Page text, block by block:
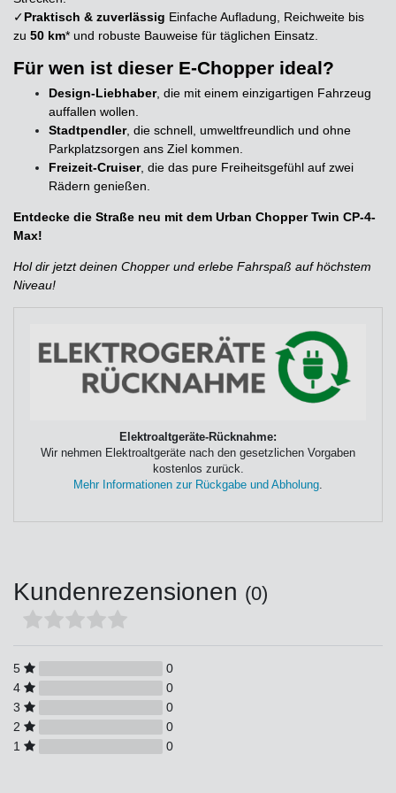
✓Praktisch & zuverlässig Einfache Aufladung, Reichweite bis
zu 50 km* und robuste Bauweise für täglichen Einsatz.
Für wen ist dieser E-Chopper ideal?
Design-Liebhaber, die mit einem einzigartigen Fahrzeug
auffallen wollen.
Stadtpendler, die schnell, umweltfreundlich und ohne
Parkplatzsorgen ans Ziel kommen.
Freizeit-Cruiser, die das pure Freiheitsgefühl auf zwei
Rädern genießen.
Entdecke die Straße neu mit dem Urban Chopper Twin CP-4-
Max!
Hol dir jetzt deinen Chopper und erlebe Fahrspaß auf höchstem
Niveau!
Elektroaltgeräte-Rücknahme:
Wir nehmen Elektroaltgeräte nach den gesetzlichen Vorgaben
kostenlos zurück.
Mehr Informationen zur Rückgabe und Abholung.
Kundenrezensionen (0)
5
0
4
0
3
0
2
0
1
0